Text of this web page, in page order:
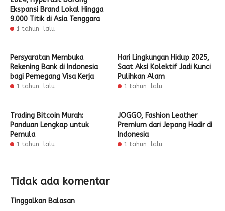
Ekspansi Brand Lokal Hingga
9.000 Titik di Asia Tenggara
1 tahun lalu
Persyaratan Membuka
Rekening Bank di Indonesia
bagi Pemegang Visa Kerja
1 tahun lalu
Hari Lingkungan Hidup 2025,
Saat Aksi Kolektif Jadi Kunci
Pulihkan Alam
1 tahun lalu
Trading Bitcoin Murah:
Panduan Lengkap untuk
Pemula
1 tahun lalu
JOGGO, Fashion Leather
Premium dari Jepang Hadir di
Indonesia
1 tahun lalu
Tidak ada komentar
Tinggalkan Balasan